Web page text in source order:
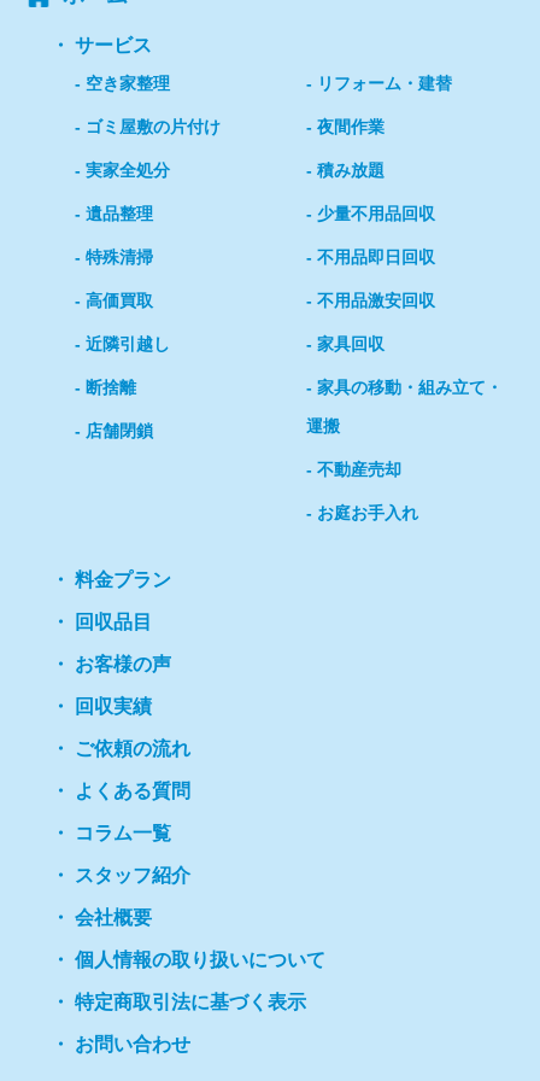
サービス
空き家整理
ゴミ屋敷の片付け
実家全処分
遺品整理
特殊清掃
高価買取
近隣引越し
断捨離
店舗閉鎖
リフォーム・建替
夜間作業
積み放題
少量不用品回収
不用品即日回収
不用品激安回収
家具回収
家具の移動・組み立て・
運搬
不動産売却
お庭お手入れ
料金プラン
回収品目
お客様の声
回収実績
ご依頼の流れ
よくある質問
コラム一覧
スタッフ紹介
会社概要
個人情報の取り扱いについて
特定商取引法に基づく表示
お問い合わせ